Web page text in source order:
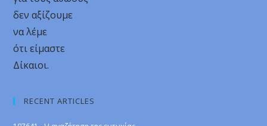
δεν αξίζουμε
να λέμε
ότι είμαστε
Δίκαιοι.
RECENT ARTICLES